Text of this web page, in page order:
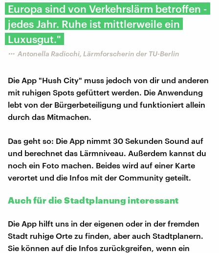
Europa sind von Verkehrslärm betroffen -
jedes Jahr. Ruhe ist mittlerweile ein
Luxusgut."
Antonella Radicchi, Lärmforscherin der TU-Berlin
Die App "Hush City" muss jedoch von dir und anderen
mit ruhigen Spots gefüttert werden. Die Anwendung
lebt von der Bürgerbeteiligung und funktioniert allein
durch das Mitmachen.
Das geht so: Die App nimmt 30 Sekunden Sound auf
und berechnet das Lärmniveau. Außerdem kannst du
noch ein Foto machen. Beides wird auf einer Karte
verortet und die Infos mit der Community geteilt.
Auch für die Stadtplanung interessant
Die App hilft uns in der eigenen oder in der fremden
Stadt ruhige Orte zu finden, aber auch Stadtplanern.
Sie können auf die Infos zurückgreifen, wenn ein